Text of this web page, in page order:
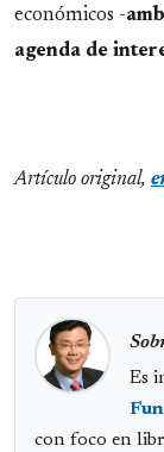
económicos -
agenda de
Artículo original,
Es
con foco en